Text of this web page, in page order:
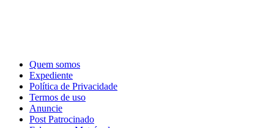
Quem somos
Expediente
Política de Privacidade
Termos de uso
Anuncie
Post Patrocinado